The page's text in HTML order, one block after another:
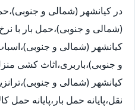
در کیانشهر (شمالی و
(شمالی و جنوبی)،حمل بار با
کیانشهر (شمالی و
و جنوبی)،باربری،اثاث کشی
کیانشهر (شمالی و
نقل،پایانه حمل بار،پایانه حمل